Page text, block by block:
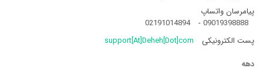
پیامرسان واتساپ
09019398888
-
02191014894
پست الکترونیکی
support[At]Deheh[Dot]com
دهه